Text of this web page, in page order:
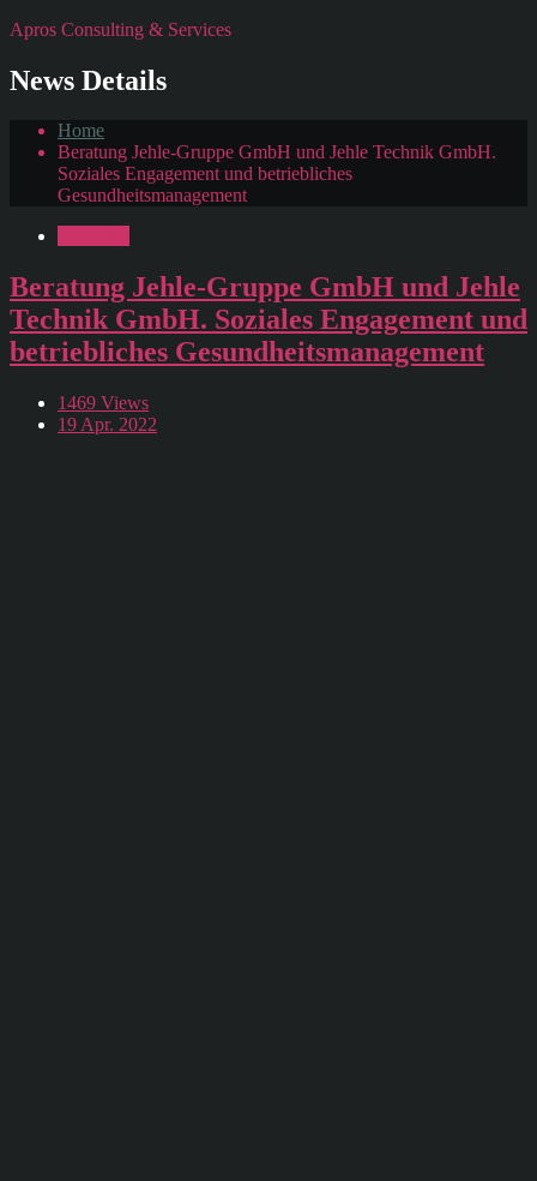
Apros Consulting & Services
News Details
Home
Beratung Jehle-Gruppe GmbH und Jehle Technik GmbH.
Soziales Engagement und betriebliches
Gesundheitsmanagement
Beratung Jehle-Gruppe GmbH und Jehle
Technik GmbH. Soziales Engagement und
betriebliches Gesundheitsmanagement
1469 Views
19 Apr. 2022